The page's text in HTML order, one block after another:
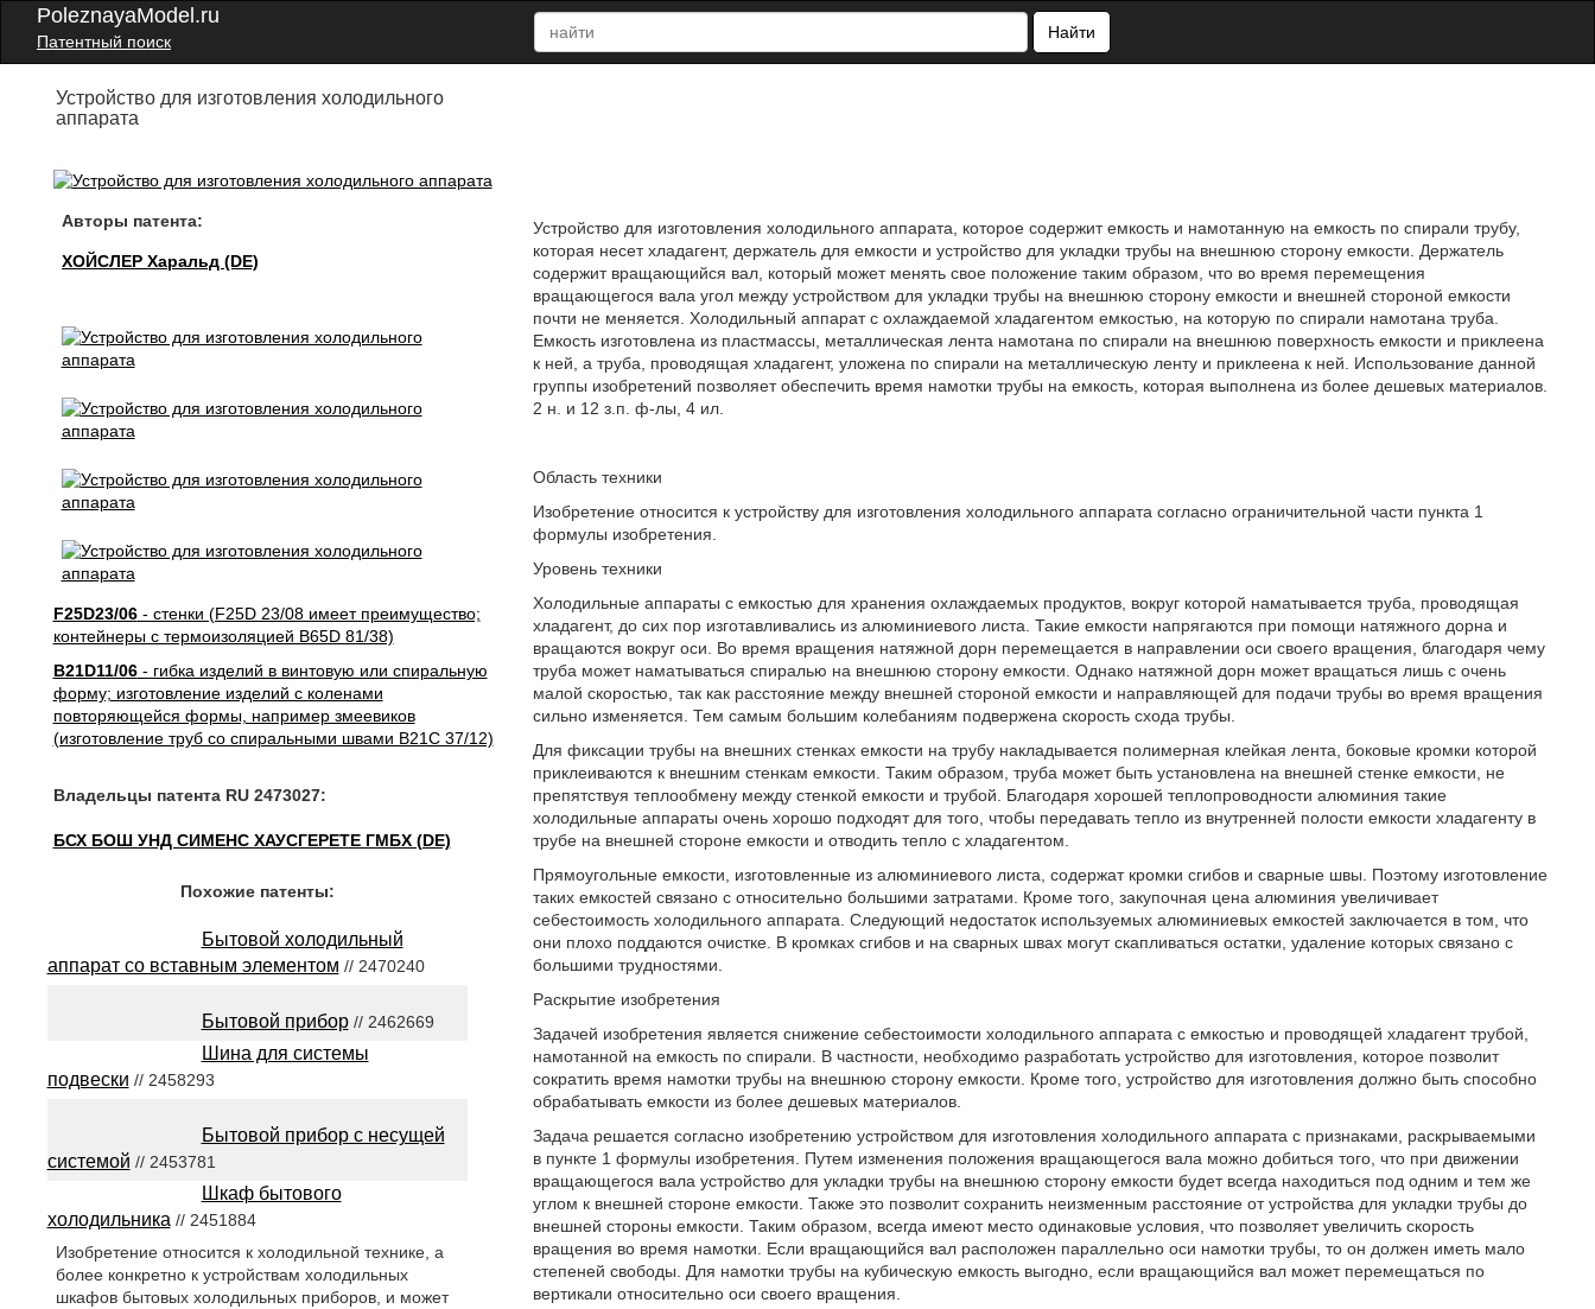
PoleznayaModel.ru
Патентный поиск
Найти
Устройство для изготовления холодильного
аппарата
Авторы патента:
ХОЙСЛЕР Харальд (DE)
F25D23/06- стенки (F25D 23/08 имеет преимущество;
контейнеры с термоизоляцией B65D 81/38)
B21D11/06- гибка изделий в винтовую или спиральную
форму; изготовление изделий с коленами
повторяющейся формы, например змеевиков
(изготовление труб со спиральными швами B21C 37/12)
Владельцы патента RU 2473027:
БСХ БОШ УНД СИМЕНС ХАУСГЕРЕТЕ ГМБХ (DE)
Устройство для изготовления холодильного аппарата, которое содержит емкость и намотанную на емкость по спирали трубу,
которая несет хладагент, держатель для емкости и устройство для укладки трубы на внешнюю сторону емкости. Держатель
содержит вращающийся вал, который может менять свое положение таким образом, что во время перемещения
вращающегося вала угол между устройством для укладки трубы на внешнюю сторону емкости и внешней стороной емкости
почти не меняется. Холодильный аппарат с охлаждаемой хладагентом емкостью, на которую по спирали намотана труба.
Емкость изготовлена из пластмассы, металлическая лента намотана по спирали на внешнюю поверхность емкости и приклеена
к ней, а труба, проводящая хладагент, уложена по спирали на металлическую ленту и приклеена к ней. Использование данной
группы изобретений позволяет обеспечить время намотки трубы на емкость, которая выполнена из более дешевых материалов.
2 н. и 12 з.п. ф-лы, 4 ил.
Область техники
Изобретение относится к устройству для изготовления холодильного аппарата согласно ограничительной части пункта 1
формулы изобретения.
Уровень техники
Холодильные аппараты с емкостью для хранения охлаждаемых продуктов, вокруг которой наматывается труба, проводящая
хладагент, до сих пор изготавливались из алюминиевого листа. Такие емкости напрягаются при помощи натяжного дорна и
вращаются вокруг оси. Во время вращения натяжной дорн перемещается в направлении оси своего вращения, благодаря чему
труба может наматываться спиралью на внешнюю сторону емкости. Однако натяжной дорн может вращаться лишь с очень
малой скоростью, так как расстояние между внешней стороной емкости и направляющей для подачи трубы во время вращения
сильно изменяется. Тем самым большим колебаниям подвержена скорость схода трубы.
Для фиксации трубы на внешних стенках емкости на трубу накладывается полимерная клейкая лента, боковые кромки которой
приклеиваются к внешним стенкам емкости. Таким образом, труба может быть установлена на внешней стенке емкости, не
препятствуя теплообмену между стенкой емкости и трубой. Благодаря хорошей теплопроводности алюминия такие
холодильные аппараты очень хорошо подходят для того, чтобы передавать тепло из внутренней полости емкости хладагенту в
трубе на внешней стороне емкости и отводить тепло с хладагентом.
Прямоугольные емкости, изготовленные из алюминиевого листа, содержат кромки сгибов и сварные швы. Поэтому изготовление
таких емкостей связано с относительно большими затратами. Кроме того, закупочная цена алюминия увеличивает
себестоимость холодильного аппарата. Следующий недостаток используемых алюминиевых емкостей заключается в том, что
они плохо поддаются очистке. В кромках сгибов и на сварных швах могут скапливаться остатки, удаление которых связано с
большими трудностями.
Раскрытие изобретения
Задачей изобретения является снижение себестоимости холодильного аппарата с емкостью и проводящей хладагент трубой,
намотанной на емкость по спирали. В частности, необходимо разработать устройство для изготовления, которое позволит
сократить время намотки трубы на внешнюю сторону емкости. Кроме того, устройство для изготовления должно быть способно
обрабатывать емкости из более дешевых материалов.
Задача решается согласно изобретению устройством для изготовления холодильного аппарата с признаками, раскрываемыми
в пункте 1 формулы изобретения. Путем изменения положения вращающегося вала можно добиться того, что при движении
вращающегося вала устройство для укладки трубы на внешнюю сторону емкости будет всегда находиться под одним и тем же
углом к внешней стороне емкости. Также это позволит сохранить неизменным расстояние от устройства для укладки трубы до
внешней стороны емкости. Таким образом, всегда имеют место одинаковые условия, что позволяет увеличить скорость
вращения во время намотки. Если вращающийся вал расположен параллельно оси намотки трубы, то он должен иметь мало
степеней свободы. Для намотки трубы на кубическую емкость выгодно, если вращающийся вал может перемещаться по
вертикали относительно оси своего вращения.
Похожие патенты:
Бытовой холодильный
аппарат со вставным элементом // 2470240
Бытовой прибор// 2462669
Шина для системы
подвески // 2458293
Бытовой прибор с несущей
системой // 2453781
Шкаф бытового
холодильника // 2451884
Изобретение относится к холодильной технике, а
более конкретно к устройствам холодильных
шкафов бытовых холодильных приборов, и может